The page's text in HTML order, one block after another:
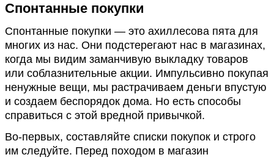
Спонтанные покупки
Спонтанные покупки — это ахиллесова пята для
многих из нас. Они подстерегают нас в магазинах,
когда мы видим заманчивую выкладку товаров
или соблазнительные акции. Импульсивно покупая
ненужные вещи, мы растрачиваем деньги впустую
и создаем беспорядок дома. Но есть способы
справиться с этой вредной привычкой.
Во-первых, составляйте списки покупок и строго
им следуйте. Перед походом в магазин